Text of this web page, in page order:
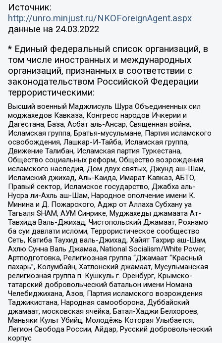
Источник:
http://unro.minjust.ru/NKOForeignAgent.aspx
данные на 24.03.2022
* Единый федеральный список организаций, в
том числе иностранных и международных
организаций, признанных в соответствии с
законодательством Российской Федерации
террористическими:
Высший военный Маджлисуль Шура Объединенных сил
моджахедов Кавказа, Конгресс народов Ичкерии и
Дагестана, База, Асбат аль-Ансар, Священная война,
Исламская группа, Братья-мусульмане, Партия исламского
освобождения, Лашкар-И-Тайба, Исламская группа,
Движение Талибан, Исламская партия Туркестана,
Общество социальных реформ, Общество возрождения
исламского наследия, Дом двух святых, Джунд аш-Шам,
Исламский джихад, Аль-Каида, Имарат Кавказ, АБТО,
Правый сектор, Исламское государство, Джабха аль-
Нусра ли-Ахль аш-Шам, Народное ополчение имени К.
Минина и Д. Пожарского, Аджр от Аллаха Субхану уа
Тагьаля SHAM, АУМ Синрике, Муджахеды джамаата Ат-
Тавхида Валь-Джихад, Чистопольский Джамаат, Рохнамо
ба суи давлати исломи, Террористическое сообщество
Сеть, Катиба Таухид валь-Джихад, Хайят Тахрир аш-Шам,
Ахлю Сунна Валь Джамаа, National Socialism/White Power,
Артподготовка, Религиозная группа “Джамаат “Красный
пахарь”, Колумбайн, Хатлонский джамаат, Мусульманская
религиозная группа п. Кушкуль г. Оренбург, Крымско-
татарский добровольческий батальон имени Номана
Челебиджихана, Азов, Партия исламского возрождения
Таджикистана, Народная самооборона, Дуббайский
джамаат, московская ячейка, Батал-Хаджи Белхороев,
Маньяки Культ Убийц, Молодёжь Которая Улыбается,
Легион Свобода России, Айдар, Русский добровольческий
корпус